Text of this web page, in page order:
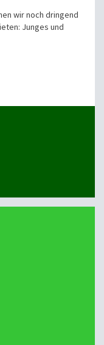
wir noch dringend
Junges und